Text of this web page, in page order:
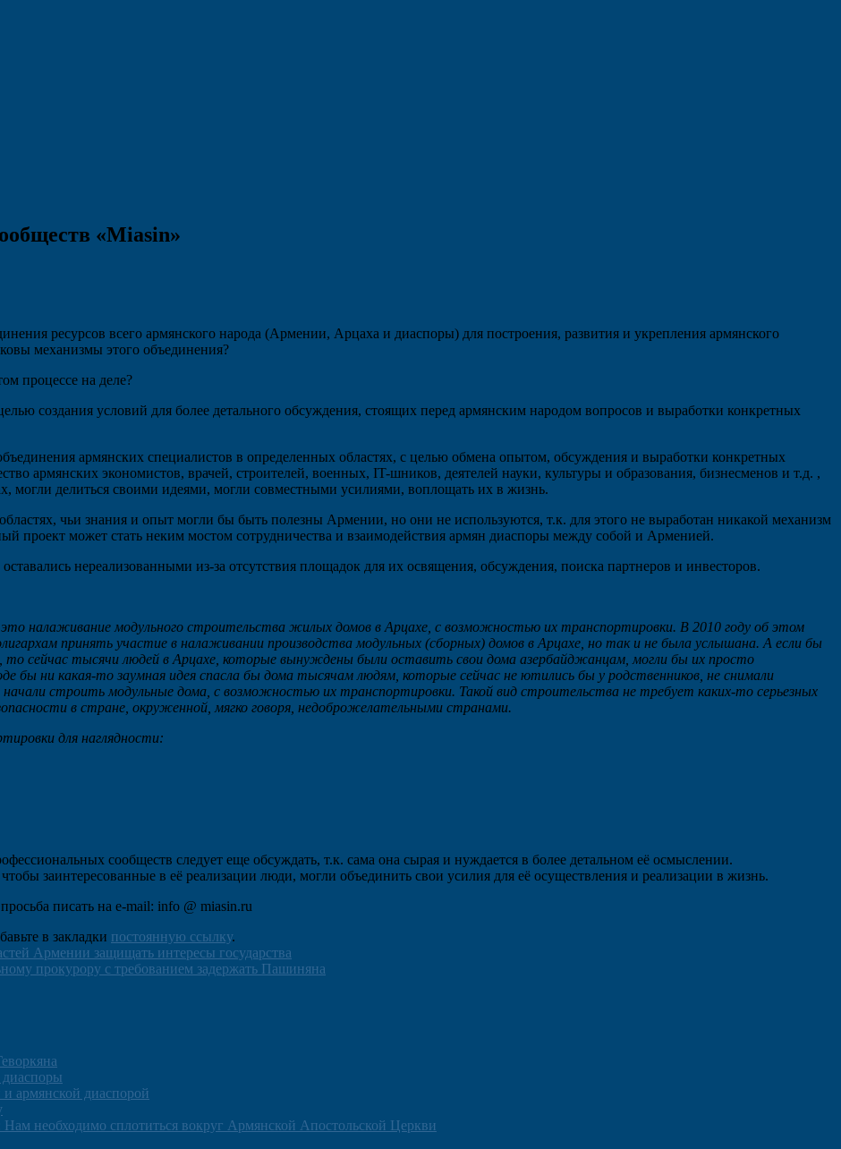
«Miasin»
ресурсов всего армянского народа (Армении, Арцаха и диаспоры) для построения, развития и укрепления армянского
механизмы этого объединения?
процессе на деле?
создания условий для более детального обсуждения, стоящих перед армянским народом вопросов и выработки конкретных
армянских специалистов в определенных областях, с целью обмена опытом, обсуждения и выработки конкретных
армянских экономистов, врачей, строителей, военных, IT-шников, деятелей науки, культуры и образования, бизнесменов и т.д. ,
могли делиться своими идеями, могли совместными усилиями, воплощать их в жизнь.
чьи знания и опыт могли бы быть полезны Армении, но они не используются, т.к. для этого не выработан никакой механизм
проект может стать неким мостом сотрудничества и взаимодействия армян диаспоры между собой и Арменией.
нереализованными из-за отсутствия площадок для их освящения, обсуждения, поиска партнеров и инвесторов.
это налаживание модульного строительства жилых домов в Арцахе, с возможностью их транспортировки. В 2010 году об этом
принять участие в налаживании производства модульных (сборных) домов в Арцахе, но так и не была услышана. А если бы
то сейчас тысячи людей в Арцахе, которые вынуждены были оставить свои дома азербайджанцам, могли бы их просто
бы ни какая-то заумная идея спасла бы дома тысячам людям, которые сейчас не ютились бы у родственников, не снимали
строить модульные дома, с возможностью их транспортировки. Такой вид строительства не требует каких-то серьезных
в стране, окруженной, мягко говоря, недоброжелательными странами.
для наглядности:
сообществ следует еще обсуждать, т.к. сама она сырая и нуждается в более детальном её осмыслении.
заинтересованные в её реализации люди, могли объединить свои усилия для её осуществления и реализации в жизнь.
писать на e-mail: info @ miasin.ru
в закладки постоянную ссылку.
Армении защищать интересы государства
прокурору с требованием задержать Пашиняна
армянской диаспорой
необходимо сплотиться вокруг Армянской Апостольской Церкви